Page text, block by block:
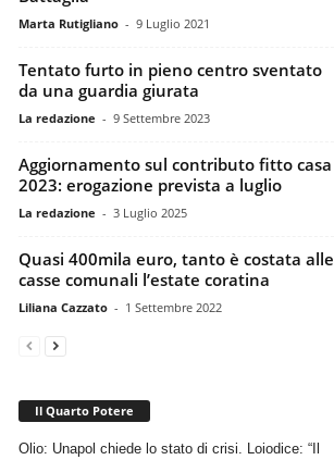
Marta Rutigliano - 9 Luglio 2021
Tentato furto in pieno centro sventato
da una guardia giurata
La redazione - 9 Settembre 2023
Aggiornamento sul contributo fitto casa
2023: erogazione prevista a luglio
La redazione - 3 Luglio 2025
Quasi 400mila euro, tanto è costata alle
casse comunali l’estate coratina
Liliana Cazzato - 1 Settembre 2022
Il Quarto Potere
Olio: Unapol chiede lo stato di crisi. Loiodice: “Il